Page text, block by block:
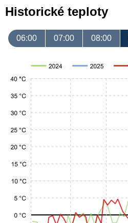
Historické teploty
06:00 07:00 08:00